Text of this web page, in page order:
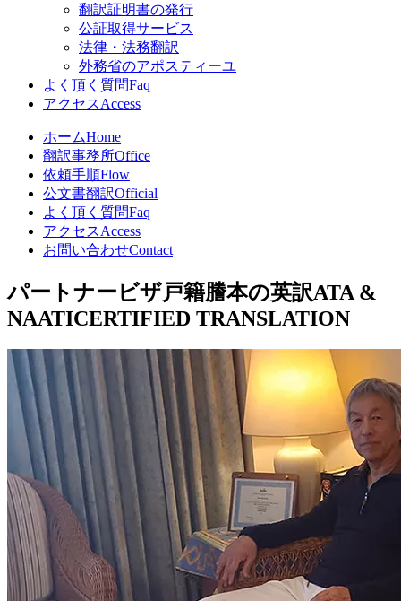
翻訳証明書の発行
公証取得サービス
法律・法務翻訳
外務省のアポスティーユ
よく頂く質問Faq
アクセスAccess
ホームHome
翻訳事務所Office
依頼手順Flow
公文書翻訳Official
よく頂く質問Faq
アクセスAccess
お問い合わせContact
パートナービザ戸籍謄本の英訳ATA &
NAATICERTIFIED TRANSLATION